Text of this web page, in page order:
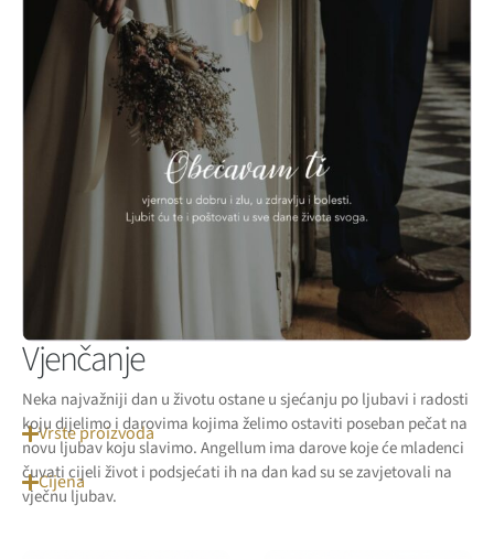
Vjenčanje
Neka najvažniji dan u životu ostane u sjećanju po ljubavi i radosti
koju dijelimo i darovima kojima želimo ostaviti poseban pečat na
novu ljubav koju slavimo. Angellum ima darove koje će mladenci
čuvati cijeli život i podsjećati ih na dan kad su se zavjetovali na
vječnu ljubav.
Vrste proizvoda
Cijena